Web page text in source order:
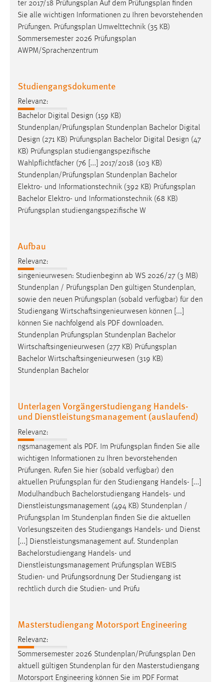
ter 2017/18 Prüfungsplan Auf dem Prüfungsplan finden
Sie alle wichtigen Informationen zu Ihren bevorstehenden
Prüfungen. Prüfungsplan Umwelttechnik (35 KB)
Sommersemester 2026 Prüfungsplan
AWPM/Sprachenzentrum
Studiengangsdokumente
Relevanz:
Bachelor Digital Design (159 KB)
Stundenplan/ Prüfungsplan Stundenplan Bachelor Digital
Design (271 KB) Prüfungsplan Bachelor Digital Design (47
KB) Prüfungsplan studiengangspezifische
Wahlpflichtfächer (76 [...] 2017/2018 (103 KB)
Stundenplan/ Prüfungsplan Stundenplan Bachelor
Elektro- und Informationstechnik (392 KB) Prüfungsplan
Bachelor Elektro- und Informationstechnik (68 KB)
Prüfungsplan studiengangspezifische W
Aufbau
Relevanz:
singenieurwesen: Studienbeginn ab WS 2026/27 (3 MB)
Stundenplan / Prüfungsplan Den gültigen Stundenplan,
sowie den neuen Prüfungsplan (sobald verfügbar) für den
Studiengang Wirtschaftsingenieurwesen können [...]
können Sie nachfolgend als PDF downloaden.
Stundenplan Prüfungsplan Stundenplan Bachelor
Wirtschaftsingenieurwesen (277 KB) Prüfungsplan
Bachelor Wirtschaftsingenieurwesen (319 KB)
Stundenplan Bachelor
Unterlagen Vorgängerstudiengang Handels-
und Dienstleistungsmanagement (auslaufend)
Relevanz:
ngsmanagement als PDF. Im Prüfungsplan finden Sie alle
wichtigen Informationen zu Ihren bevorstehenden
Prüfungen. Rufen Sie hier (sobald verfügbar) den
aktuellen Prüfungsplan für den Studiengang Handels- [...]
Modulhandbuch Bachelorstudiengang Handels- und
Dienstleistungsmanagement (494 KB) Stundenplan /
Prüfungsplan Im Stundenplan finden Sie die aktuellen
Vorlesungszeiten des Studiengangs Handels- und Dienst
[...] Dienstleistungsmanagement auf. Stundenplan
Bachelorstudiengang Handels- und
Dienstleistungsmanagement Prüfungsplan WEBIS
Studien- und Prüfungsordnung Der Studiengang ist
rechtlich durch die Studien- und Prüfu
Masterstudiengang Motorsport Engineering
Relevanz:
Sommersemester 2026 Stundenplan/Prüfungsplan Den
aktuell gültigen Stundenplan für den Masterstudiengang
Motorsport Engineering können Sie im PDF Format
fe_user, be_user, be_lastLoginProvider
Zweck:
Dieser Cookie ist notwendig um sich an der Website
einloggen zu können.
STATISTIK
Statistik Cookies erfassen Informationen anonym.
Diese Informationen helfen uns zu verstehen, wie
unsere Besucher unsere Website nutzen.
Matomo
Name:
_pk_ref, _pk_cvar, _pk_id, _pk_ses
Cookie Laufzeit:
Max. 13 Monate
MARKETING
Marketing Cookies werden von Drittanbietern
verwendet, um personalisierte Werbung anzuzeigen.
Sie tun dies, indem sie Besucher über Websites
hinweg verfolgen.
Name:
_gcl_au
Anbieter:
Google Ireland Limited
Zweck:
Conversion-Tracking
Cookie Laufzeit:
Facebook Pixel
Name:
Anbieter:
Facebook
Cookie Laufzeit: